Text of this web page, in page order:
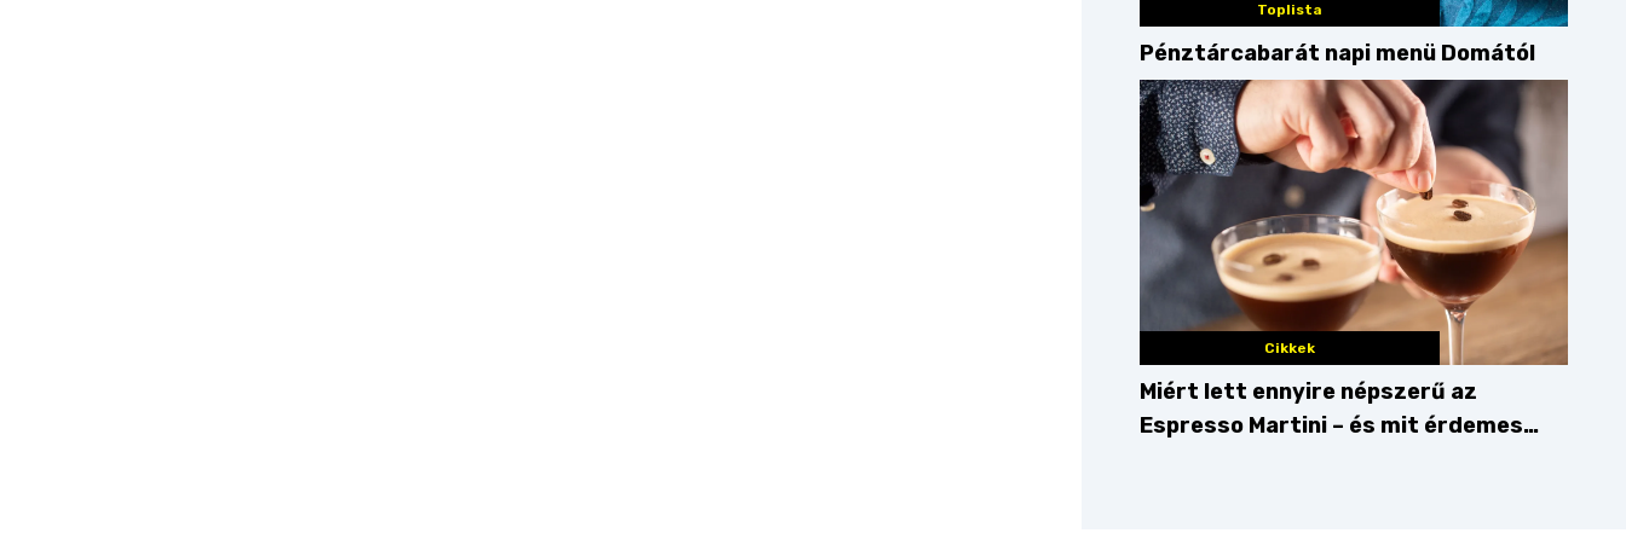
Toplista
Pénztárcabarát napi menü Domától
Cikkek
Miért lett ennyire népszerű az
Espresso Martini – és mit érdemes